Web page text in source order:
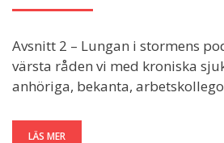
Avsnitt 2 – Lungan i stormens
värsta råden vi med kroniska
anhöriga, bekanta,
LÄS MER